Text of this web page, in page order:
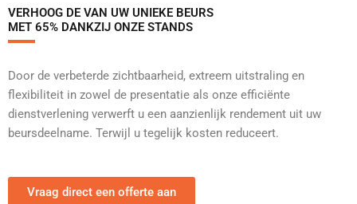
VERHOOG DE VAN UW UNIEKE BEURS
MET 65% DANKZIJ ONZE STANDS
Door de verbeterde zichtbaarheid, extreem uitstraling en
flexibiliteit in zowel de presentatie als onze efficiënte
dienstverlening verwerft u een aanzienlijk rendement uit uw
beursdeelname. Terwijl u tegelijk kosten reduceert.
Vraag direct een offerte aan